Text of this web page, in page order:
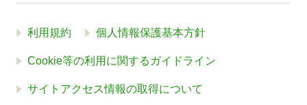
利用規約 個人情報保護基本方針
Cookie等の利用に関するガイドライン
サイトアクセス情報の取得について